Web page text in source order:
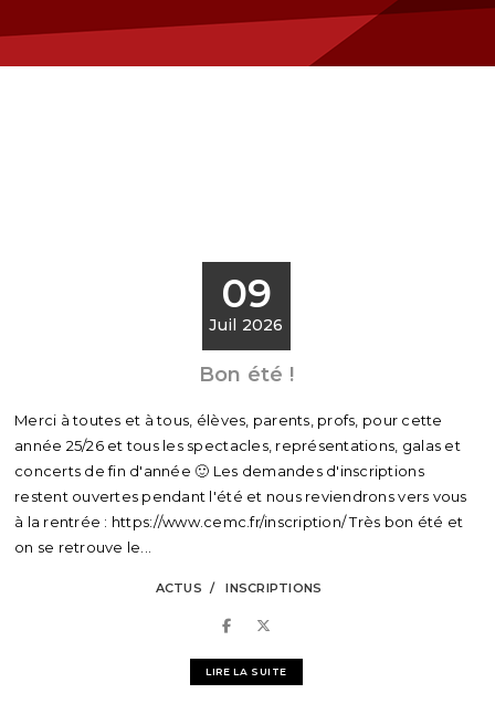
09
Juil 2026
Bon été !
Merci à toutes et à tous, élèves, parents, profs, pour cette
année 25/26 et tous les spectacles, représentations, galas et
concerts de fin d'année 🙂 Les demandes d'inscriptions
restent ouvertes pendant l'été et nous reviendrons vers vous
à la rentrée : https://www.cemc.fr/inscription/ Très bon été et
on se retrouve le...
ACTUS INSCRIPTIONS
LIRE LA SUITE